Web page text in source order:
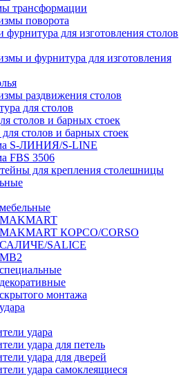
трансформации
поворота
для изготовления столов
и фурнитура для изготовления
раздвижения столов
для столов
столов и барных стоек
столов и барных стоек
S-ЛИНИЯ/S-LINE
FBS 3506
для крепления столешницы
КОРСО/CORSO
SALICE
монтажа
удара
удара для петель
удара для дверей
удара самоклеящиеся